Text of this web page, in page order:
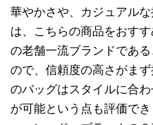
華やかさや、カジュアル
は、こちらの商品をおす
の老舗一流ブランドであ
ので、信頼度の高さがま
のバッグはスタイルに合
が可能という点も評価で